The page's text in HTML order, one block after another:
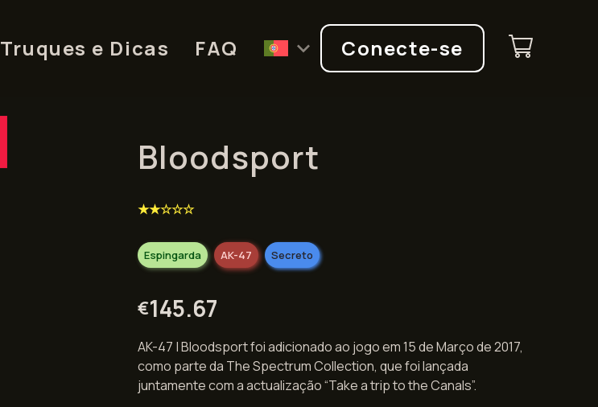
Truques e Dicas FAQ Conecte-se
Bloodsport
€145.67
Espingarda Secreto
★★☆☆☆
AK-47
AK-47 | Bloodsport foi adicionado ao jogo em 15 de Março de 2017,
como parte da The Spectrum Collection, que foi lançada
juntamente com a actualização “Take a trip to the Canals”.